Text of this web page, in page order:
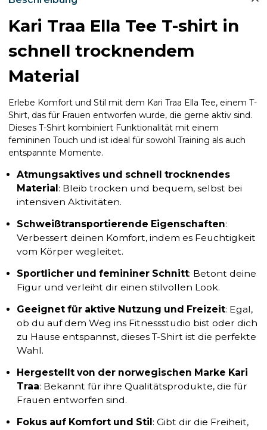
Kari Traa Ella Tee T-shirt in
schnell trocknendem
Material
Erlebe Komfort und Stil mit dem Kari Traa Ella Tee, einem T-
Shirt, das für Frauen entworfen wurde, die gerne aktiv sind.
Dieses T-Shirt kombiniert Funktionalität mit einem
femininen Touch und ist ideal für sowohl Training als auch
entspannte Momente.
Atmungsaktives und schnell trocknendes
Material: Bleib trocken und bequem, selbst bei
intensiven Aktivitäten.
Schweißtransportierende Eigenschaften:
Verbessert deinen Komfort, indem es Feuchtigkeit
vom Körper wegleitet.
Sportlicher und femininer Schnitt: Betont deine
Figur und verleiht dir einen stilvollen Look.
Geeignet für aktive Nutzung und Freizeit: Egal,
ob du auf dem Weg ins Fitnessstudio bist oder dich
zu Hause entspannst, dieses T-Shirt ist die perfekte
Wahl.
Hergestellt von der norwegischen Marke Kari
Traa: Bekannt für ihre Qualitätsprodukte, die für
Frauen entworfen sind.
Fokus auf Komfort und Stil: Gibt dir die Freiheit,